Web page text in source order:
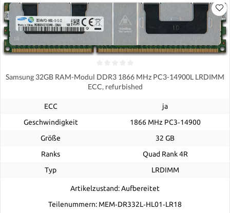
Samsung 32GB RAM-Modul DDR3 1866 MHz PC3-14900L LRDIMM
ECC, refurbished
ECC
ja
Geschwindigkeit
1866 MHz PC3‑14900
Größe
32 GB
Ranks
Quad Rank 4R
Typ
LRDIMM
Artikelzustand: Aufbereitet
Teilenummern: MEM‐DR332L‐HL01‐LR18